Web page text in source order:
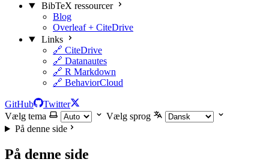
BibTeX ressourcer
Blog
Overleaf + CiteDrive
Links
🔗 CiteDrive
🔗 Datanautes
🔗 R Markdown
🔗 BehaviorCloud
GitHub
Twitter
Vælg tema
Vælg sprog
På denne side
På denne side